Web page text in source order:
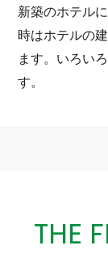
新築のホテル
時はホテルの
ます。いろい
す。
THE